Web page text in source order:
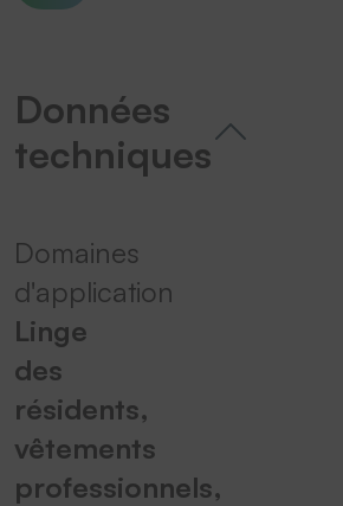
Données
techniques
Domaines
d'application
Linge
des
résidents,
vêtements
professionnels,